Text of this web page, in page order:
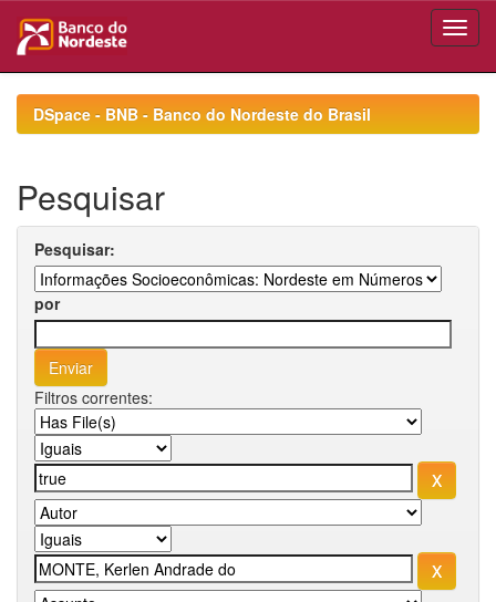
navigationDSpace - BNB - Banco do Nordeste do Brasil
Pesquisar
Pesquisar:
por
Filtros correntes: